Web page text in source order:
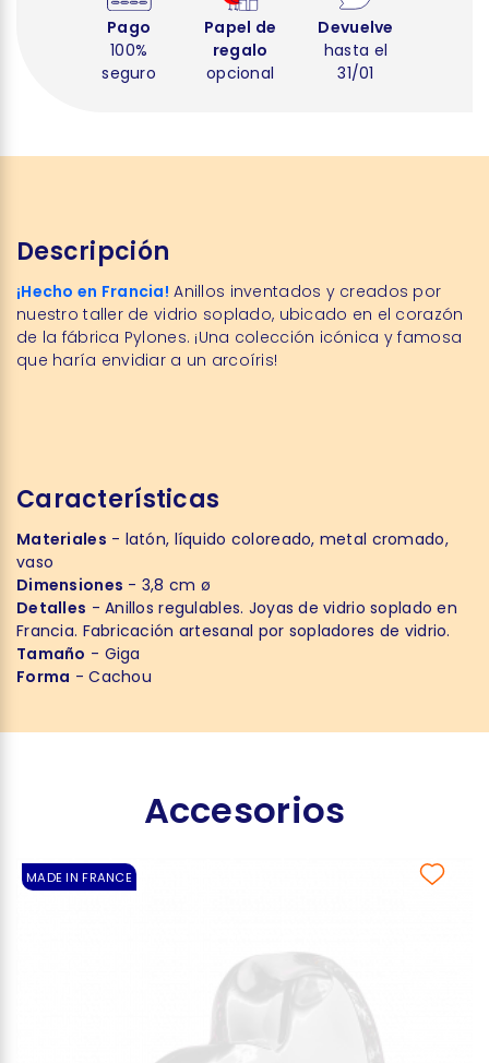
Pago
100%
seguro
Papel de
regalo
opcional
Devuelve
hasta el
31/01
Descripción
¡Hecho en Francia! Anillos inventados y creados por
nuestro taller de vidrio soplado, ubicado en el corazón
de la fábrica Pylones. ¡Una colección icónica y famosa
que haría envidiar a un arcoíris!
Características
Materiales - latón, líquido coloreado, metal cromado,
vaso
Dimensiones - 3,8 cm ø
Detalles - Anillos regulables. Joyas de vidrio soplado en
Francia. Fabricación artesanal por sopladores de vidrio.
Tamaño - Giga
Forma - Cachou
Accesorios
MADE IN FRANCE